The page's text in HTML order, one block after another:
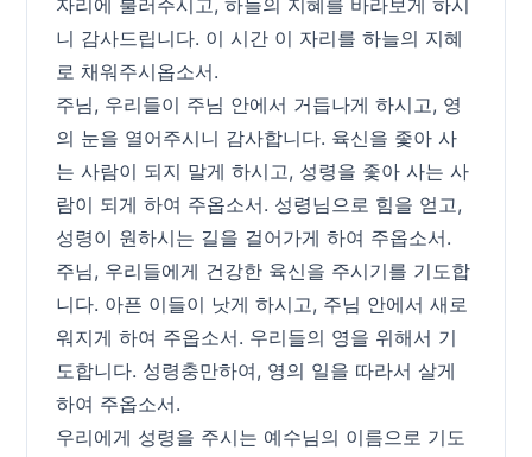
자리에 불러주시고, 하늘의 지혜를 바라보게 하시
니 감사드립니다. 이 시간 이 자리를 하늘의 지혜
로 채워주시옵소서.
주님, 우리들이 주님 안에서 거듭나게 하시고, 영
의 눈을 열어주시니 감사합니다. 육신을 좇아 사
는 사람이 되지 말게 하시고, 성령을 좇아 사는 사
람이 되게 하여 주옵소서. 성령님으로 힘을 얻고,
성령이 원하시는 길을 걸어가게 하여 주옵소서.
주님, 우리들에게 건강한 육신을 주시기를 기도합
니다. 아픈 이들이 낫게 하시고, 주님 안에서 새로
워지게 하여 주옵소서. 우리들의 영을 위해서 기
도합니다. 성령충만하여, 영의 일을 따라서 살게
하여 주옵소서.
우리에게 성령을 주시는 예수님의 이름으로 기도